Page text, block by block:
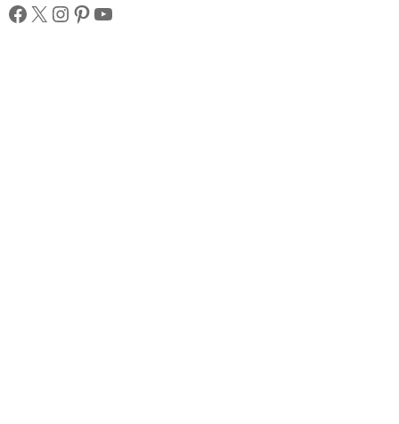
Facebook
X Instagram
Pinterest
YouTube